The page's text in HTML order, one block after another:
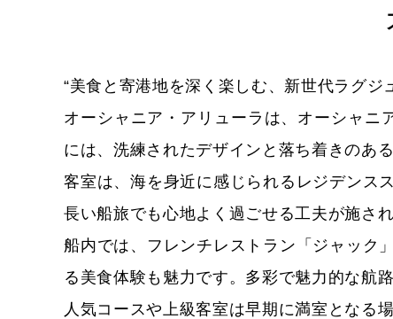
“美食と寄港地を深く楽しむ、新世代ラグジ
オーシャニア・アリューラは、オーシャニ
には、洗練されたデザインと落ち着きのあ
客室は、海を身近に感じられるレジデンス
長い船旅でも心地よく過ごせる工夫が施さ
船内では、フレンチレストラン「ジャック
る美食体験も魅力です。多彩で魅力的な航
人気コースや上級客室は早期に満室となる